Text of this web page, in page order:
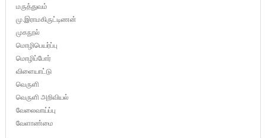
மருத்துவம்
மு.இராமகிருட்டிணன்
முகநூல்
மொழிபெயர்ப்பு
மொழிப்போர்
விளையாட்டு
வெருளி
வெருளி அறிவியல்
வேலைவாய்ப்பு
வேளாண்மை